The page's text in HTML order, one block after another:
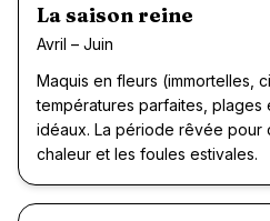
La saison reine
Avril – Juin
Maquis en fleurs (immortelles,
températures parfaites, plages
idéaux. La période rêvée pour
chaleur et les foules estivales.